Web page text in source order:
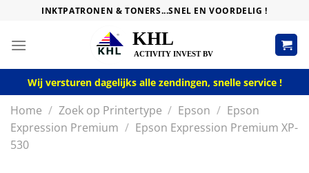
content
INKTPATRONEN & TONERS...SNEL EN VOORDELIG !
Wij versturen dagelijks alle zendingen, snelle service !
Home / Zoek op Printertype / Epson / Epson
Expression Premium / Epson Expression Premium XP-
530